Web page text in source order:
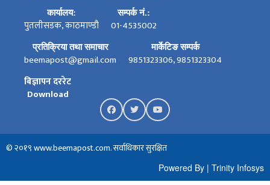
कार्यालय:
पुतलीसडक, काठमाण्डौ
सम्पर्क नं.:
01-4535002
प्रतिक्रिया तथा समाचार
beemapost@gmail.com
मार्केटिङ सम्पर्क
9851323306, 9851323304
बिज्ञापन दररेट
Download
© २०१९ www.beemapost.com. सर्वाधिकार सुरक्षित
Powered By | Trinity Infosys